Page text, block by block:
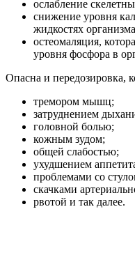
ослабление
снижение уровня
жидкостях
остеомаляция,
уровня фосфора в
Опасна и передозировка,
тремором мышц;
затруднением
головной болью;
кожным зудом;
общей слабостью;
ухудшением
проблемами со
скачками
рвотой и так далее.